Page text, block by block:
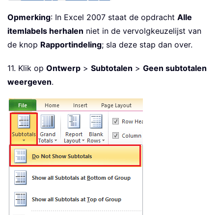
Opmerking: In Excel 2007 staat de opdracht Alle
itemlabels herhalen niet in de vervolgkeuzelijst van
de knop Rapportindeling; sla deze stap dan over.
11. Klik op Ontwerp > Subtotalen > Geen subtotalen
weergeven.